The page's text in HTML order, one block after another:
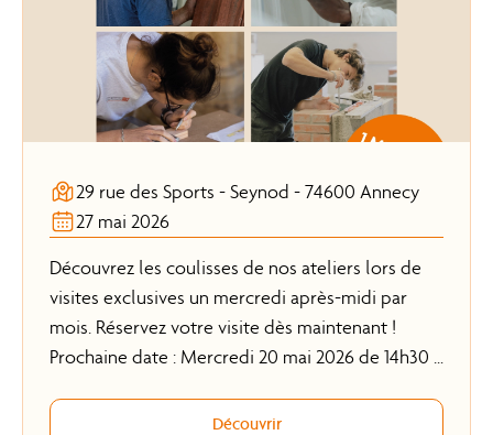
29 rue des Sports - Seynod - 74600 Annecy
27 mai 2026
Découvrez les coulisses de nos ateliers lors de
visites exclusives un mercredi après-midi par
mois. Réservez votre visite dès maintenant !
Prochaine date : Mercredi 20 mai 2026 de 14h30 à
Découvrir